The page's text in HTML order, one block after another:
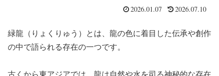
2026.01.07 2026.07.10
緑龍（りょくりゅう）とは、龍の色に着目した伝承や創作
の中で語られる存在の一つです。